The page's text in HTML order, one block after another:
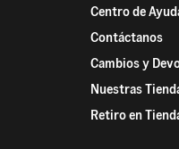
Centro de
Contáctanos
Cambios y
Nuestras
Retiro en